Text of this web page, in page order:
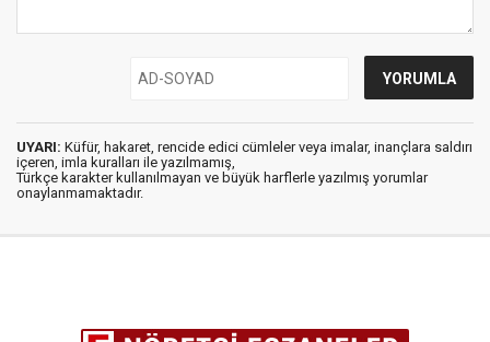
UYARI: Küfür, hakaret, rencide edici cümleler veya imalar, inançlara saldırı
içeren, imla kuralları ile yazılmamış,
Türkçe karakter kullanılmayan ve büyük harflerle yazılmış yorumlar
onaylanmamaktadır.